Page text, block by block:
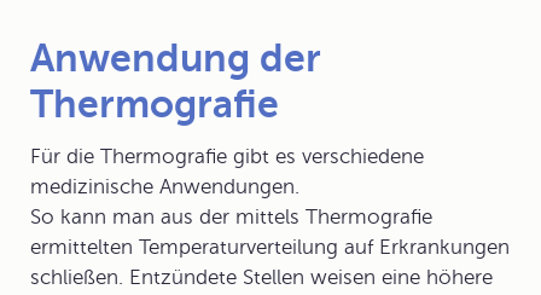
Anwendung der
Thermografie
Für die Thermografie gibt es verschiedene
medizinische Anwendungen.
So kann man aus der mittels Thermografie
ermittelten Temperaturverteilung auf Erkrankungen
schließen. Entzündete Stellen weisen eine höhere